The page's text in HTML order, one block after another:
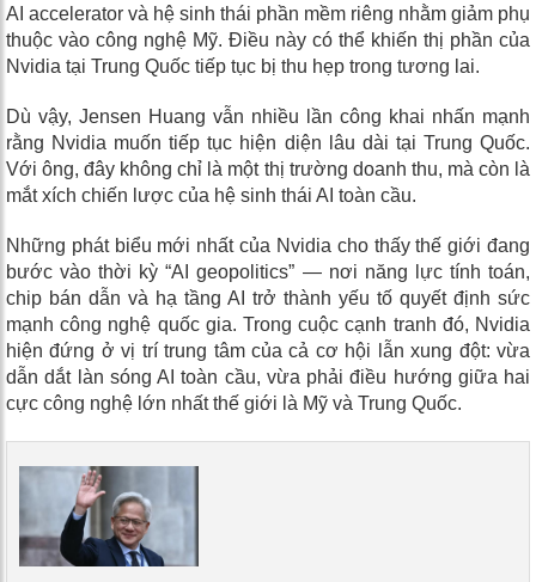
AI accelerator và hệ sinh thái phần mềm riêng nhằm giảm phụ
thuộc vào công nghệ Mỹ. Điều này có thể khiến thị phần của
Nvidia tại Trung Quốc tiếp tục bị thu hẹp trong tương lai.
Dù vậy, Jensen Huang vẫn nhiều lần công khai nhấn mạnh
rằng Nvidia muốn tiếp tục hiện diện lâu dài tại Trung Quốc.
Với ông, đây không chỉ là một thị trường doanh thu, mà còn là
mắt xích chiến lược của hệ sinh thái AI toàn cầu.
Những phát biểu mới nhất của Nvidia cho thấy thế giới đang
bước vào thời kỳ “AI geopolitics” — nơi năng lực tính toán,
chip bán dẫn và hạ tầng AI trở thành yếu tố quyết định sức
mạnh công nghệ quốc gia. Trong cuộc cạnh tranh đó, Nvidia
hiện đứng ở vị trí trung tâm của cả cơ hội lẫn xung đột: vừa
dẫn dắt làn sóng AI toàn cầu, vừa phải điều hướng giữa hai
cực công nghệ lớn nhất thế giới là Mỹ và Trung Quốc.